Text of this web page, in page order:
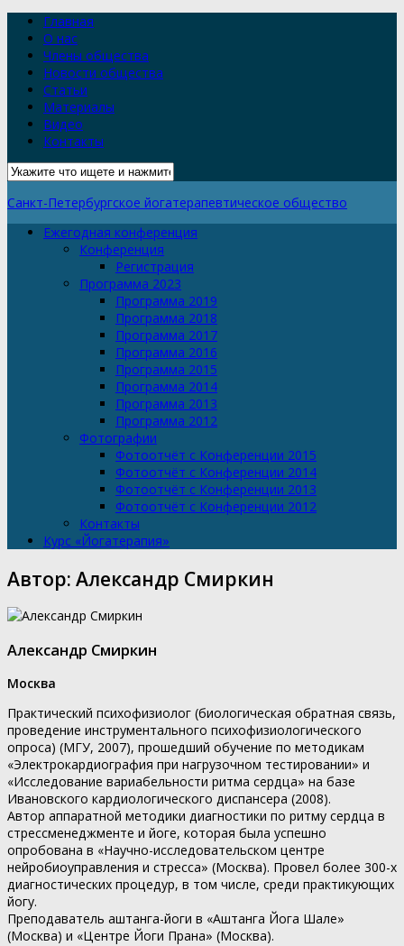
Главная
О нас
Члены общества
Новости общества
Статьи
Материалы
Видео
Контакты
Санкт-Петербургское йогатерапевтическое общество
Ежегодная конференция
Конференция
Регистрация
Программа 2023
Программа 2019
Программа 2018
Программа 2017
Программа 2016
Программа 2015
Программа 2014
Программа 2013
Программа 2012
Фотографии
Фотоотчёт с Конференции 2015
Фотоотчёт с Конференции 2014
Фотоотчёт с Конференции 2013
Фотоотчёт с Конференции 2012
Контакты
Курс «Йогатерапия»
Автор: Александр Смиркин
Александр Смиркин
Москва
Практический психофизиолог (биологическая обратная связь,
проведение инструментального психофизиологического
опроса) (МГУ, 2007), прошедший обучение по методикам
«Электрокардиография при нагрузочном тестировании» и
«Исследование вариабельности ритма сердца» на базе
Ивановского кардиологического диспансера (2008).
Автор аппаратной методики диагностики по ритму сердца в
стрессменеджменте и йоге, которая была успешно
опробована в «Научно-исследовательском центре
нейробиоуправления и стресса» (Москва). Провел более 300-х
диагностических процедур, в том числе, среди практикующих
йогу.
Преподаватель аштанга-йоги в «Аштанга Йога Шале»
(Москва) и «Центре Йоги Прана» (Москва).